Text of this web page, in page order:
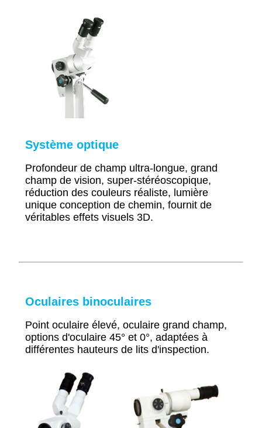
Système optique
Profondeur de champ ultra-longue, grand
champ de vision, super-stéréoscopique,
réduction des couleurs réaliste, lumière
unique conception de chemin, fournit de
véritables effets visuels 3D.
Oculaires binoculaires
Point oculaire élevé, oculaire grand champ,
options d'oculaire 45° et 0°, adaptées à
différentes hauteurs de lits d'inspection.